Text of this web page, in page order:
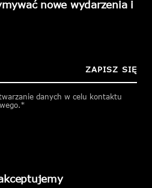
nowe wydarzenia i
ZAPISZ SIĘ
danych w celu kontaktu